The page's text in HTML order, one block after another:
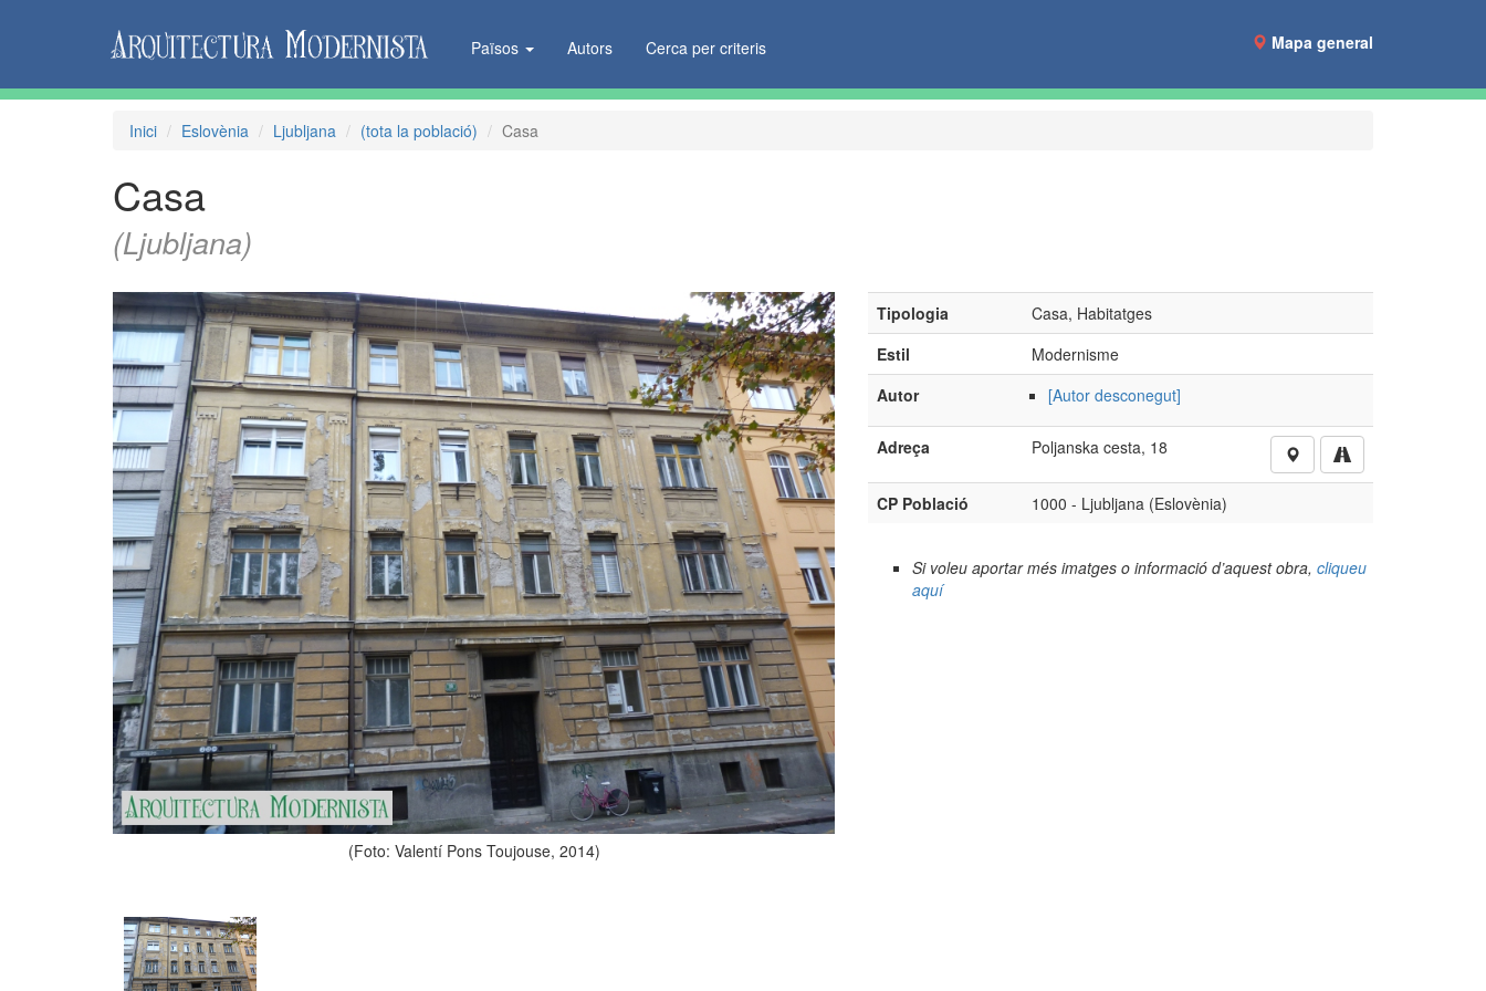
Països Autors Cerca per criteris Mapa general
Inici Eslovènia Ljubljana (tota la població) Casa
Casa
(Ljubljana)
(Foto: Valentí Pons Toujouse, 2014)
Tipologia
Casa, Habitatges
Estil
Modernisme
Autor
[Autor desconegut]
Adreça Poljanska cesta, 18
CP Població 1000 - Ljubljana (Eslovènia)
Si voleu aportar més imatges o informació d’aquest obra, cliqueu
aquí